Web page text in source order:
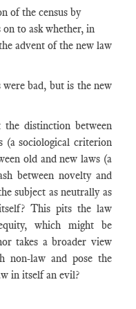
of the census by
on to ask whether, in
advent of the new law
bad, but is the new
distinction between
(a sociological criterion
old and new laws (a
between novelty and
subject as neutrally as
This pits the law
which might be
takes a broader view
non-law and pose the
in itself an evil?